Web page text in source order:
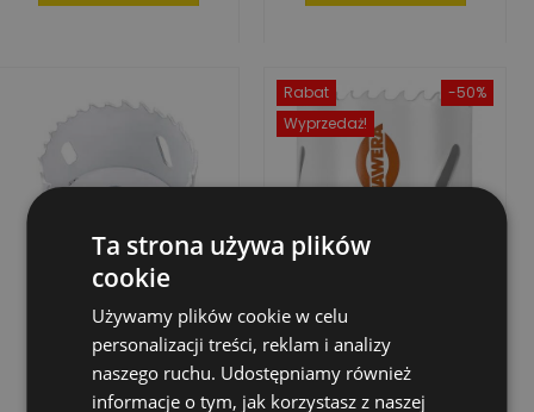
-50%
Rabat
Wyprzedaż!
Ta strona używa plików
cookie
Używamy plików cookie w celu
personalizacji treści, reklam i analizy
naszego ruchu. Udostępniamy również
informacje o tym, jak korzystasz z naszej